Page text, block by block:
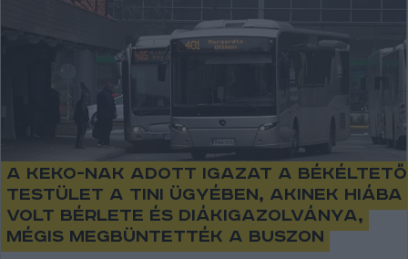
A KeKo-nak adott igazat a békéltető
testület a tini ügyében, akinek hiába
volt bérlete és diákigazolványa,
mégis megbüntették a buszon